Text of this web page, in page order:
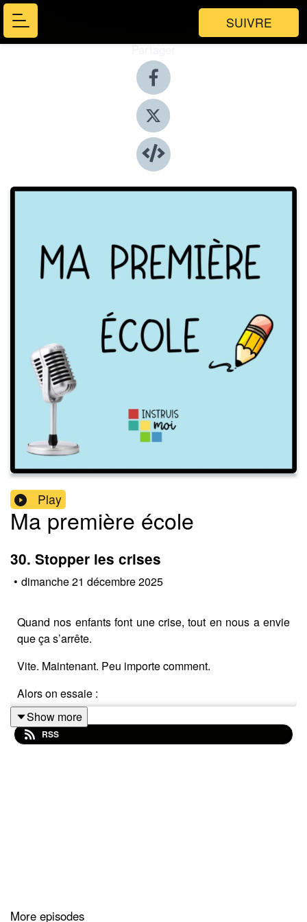
SUIVRE
Partager
Play
Ma première école
30. Stopper les crises
• dimanche 21 décembre 2025
Quand nos enfants font une crise, tout en nous a envie
que ça s’arrête.
Vite. Maintenant. Peu importe comment.
Alors on essaie :
👉 de raisonner
👉 de consoler
Dans cet épisode, je te partage ce que
Show more
RSS
More episodes